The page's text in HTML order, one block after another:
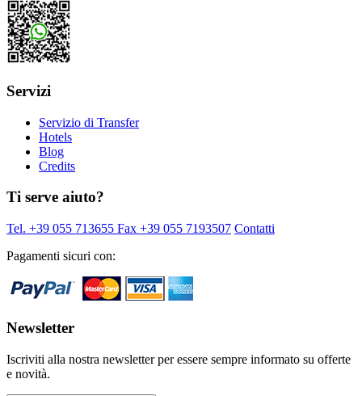
Servizi
Servizio di Transfer
Hotels
Blog
Credits
Ti serve aiuto?
Tel. +39 055 713655 Fax +39 055 7193507 Contatti
Pagamenti sicuri con:
Newsletter
Iscriviti alla nostra newsletter per essere sempre informato su offerte
e novità.